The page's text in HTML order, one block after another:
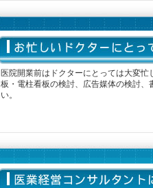
医院開業前はドクターにとっては大変
板・電柱看板の検討、広告媒体の検討
い。